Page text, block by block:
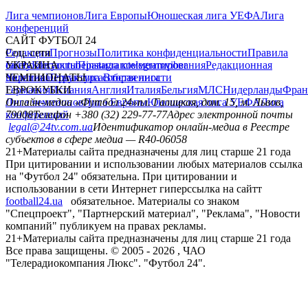
Лига чемпионовЛига ЕвропыЮношеская лига УЕФАЛига
конференций
САЙТ ФУТБОЛ 24
РедакцияПрогнозыПолитика конфиденциальностиПравила
сайтуКонтактыПравила комментированияРедакционная
политикаСтруктура собственности
Соц. сети
facebookxyoutubeinstagramtelegramviber
УКРАИНА
УкраинаПервая лигаВторая лига
ЧЕМПИОНАТЫ
ГерманияИспанияАнглияИталияБельгияМЛСНидерланды
ЕВРОКУБКИ
Лига чемпионовЛига ЕвропыЮношеская лига УЕФАЛига
конференций
Онлайн-медиа «Футбол 24»пл. Галицкая, дом. 15, м. Львов,
79008Телефон +380 (32) 229-77-77Адрес электронной почты
legal@24tv.com.uaИдентификатор онлайн-медиа в Реестре
субъектов в сфере медиа — R40-06058
21+Материалы сайта предназначены для лиц старше 21 года
При цитировании и использовании любых материалов ссылка
на "Футбол 24" обязательна. При цитировании и
использовании в сети Интернет гиперссылка на сайтт
football24.ua
обязательное. Материалы со знаком
"Спецпроект", "Партнерский материал", "Реклама", "Новости
компаний" публикуем на правах рекламы.
21+Материалы сайта предназначены для лиц старше 21 года
Все права защищены. © 2005 - 2026 , ЧАО
"Телерадиокомпания Люкс". "Футбол 24".